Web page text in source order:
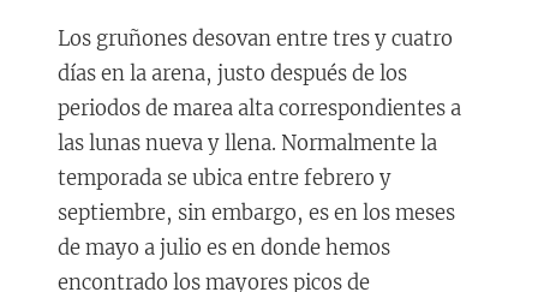
Los gruñones desovan entre tres y cuatro
días en la arena, justo después de los
periodos de marea alta correspondientes a
las lunas nueva y llena. Normalmente la
temporada se ubica entre febrero y
septiembre, sin embargo, es en los meses
de mayo a julio es en donde hemos
encontrado los mayores picos de